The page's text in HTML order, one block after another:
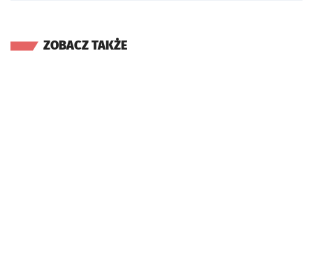
ZOBACZ TAKŻE